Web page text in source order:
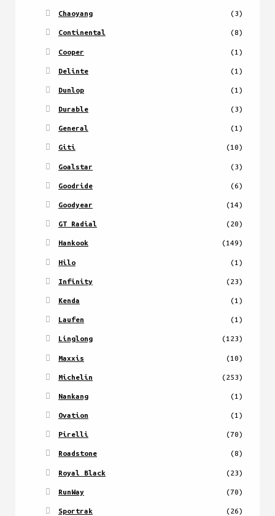
Chaoyang (3)
Continental (8)
Cooper (1)
Delinte (1)
Dunlop (1)
Durable (3)
General (1)
Giti (10)
Goalstar (3)
Goodride (6)
Goodyear (14)
GT Radial (20)
Hankook (149)
Hilo (1)
Infinity (23)
Kenda (1)
Laufen (1)
Linglong (123)
Maxxis (10)
Michelin (253)
Nankang (1)
Ovation (1)
Pirelli (70)
Roadstone (8)
Royal Black (23)
RunWay (70)
Sportrak (26)